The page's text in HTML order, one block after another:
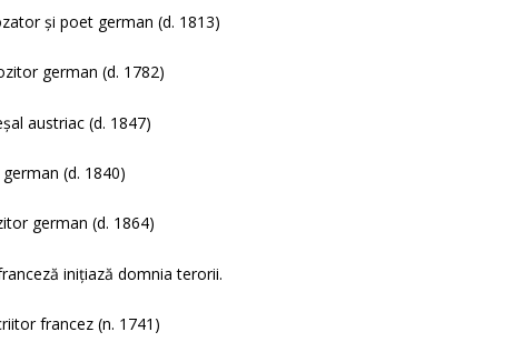
și poet german (d. 1813)
german (d. 1782)
austriac (d. 1847)
(d. 1840)
german (d. 1864)
inițiază domnia terorii.
francez (n. 1741)